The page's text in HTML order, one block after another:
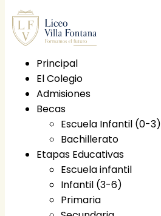
Principal
El Colegio
Etapas educativas
Escuela infantil
Infantil (3-6)
Primaria
Secundaria
Bachillerato
Becas
Principal
El Colegio
Admisiones
Becas
Escuela Infantil (0-3)
Bachillerato
Etapas Educativas
Escuela infantil
Infantil (3-6)
Primaria